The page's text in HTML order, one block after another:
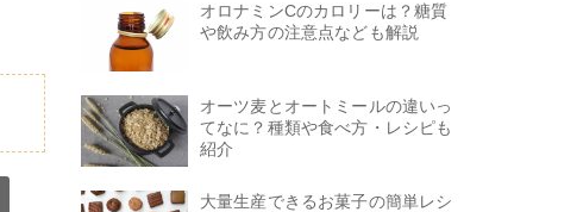
オロナミンCのカロリーは？糖質
や飲み方の注意点なども解説
オーツ麦とオートミールの違いっ
てなに？種類や食べ方・レシピも
紹介
大量生産できるお菓子の簡単レシ